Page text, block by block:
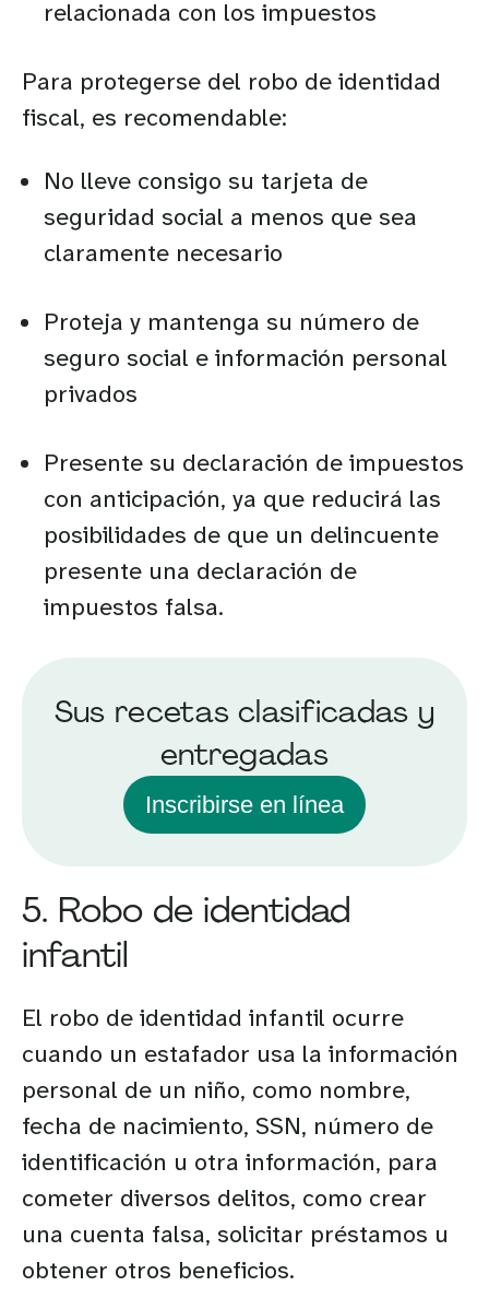
relacionada con los impuestos
Para protegerse del robo de identidad
fiscal, es recomendable:
No lleve consigo su tarjeta de
seguridad social a menos que sea
claramente necesario
Proteja y mantenga su número de
seguro social e información personal
privados
Presente su declaración de impuestos
con anticipación, ya que reducirá las
posibilidades de que un delincuente
presente una declaración de
impuestos falsa.
Sus recetas clasificadas y
entregadas
Inscribirse en línea
5. Robo de identidad
infantil
El robo de identidad infantil ocurre
cuando un estafador usa la información
personal de un niño, como nombre,
fecha de nacimiento, SSN, número de
identificación u otra información, para
cometer diversos delitos, como crear
una cuenta falsa, solicitar préstamos u
obtener otros beneficios.